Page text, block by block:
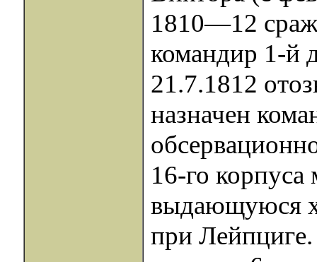
1810—12
командир 1-й
21.7.1812
назначен
16-го
выдающуюся
при